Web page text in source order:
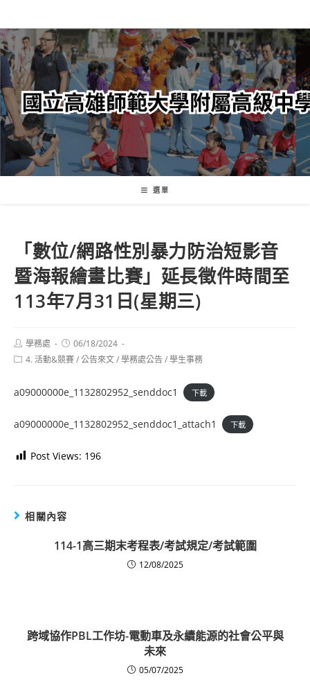
轉
至
主
內
容
選單
「數位/網路性別暴力防治短影音
暨海報繪畫比賽」延長徵件時間至
113年7月31日(星期三)
Post
author:
學務處
Post
published:
06/18/2024
Post4. 活動&競賽/公告來文/學務處公告/學生事務
a09000000e_1132802952_senddoc1 下載
a09000000e_1132802952_senddoc1_attach1 下載
Post Views: 196
相關內容
114-1高三期末考程表/考試規定/考試範圍
12/08/2025
跨域協作PBL工作坊-電動車及永續能源的社會公平與
未來
05/07/2025